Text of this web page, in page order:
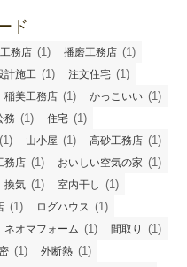
》
ド
務店 (1) 播磨工務店 (1)
計施工 (1) 注文住宅 (1)
稲美工務店 (1) かっこいい (1)
務 (1) 住宅 (1)
(1) 山小屋 (1) 高砂工務店 (1)
務店 (1) おいしい空気の家 (1)
換気 (1) 室内干し (1)
(1) ログハウス (1)
ネオマフォーム (1) 間取り (1)
(1) 外断熱 (1)